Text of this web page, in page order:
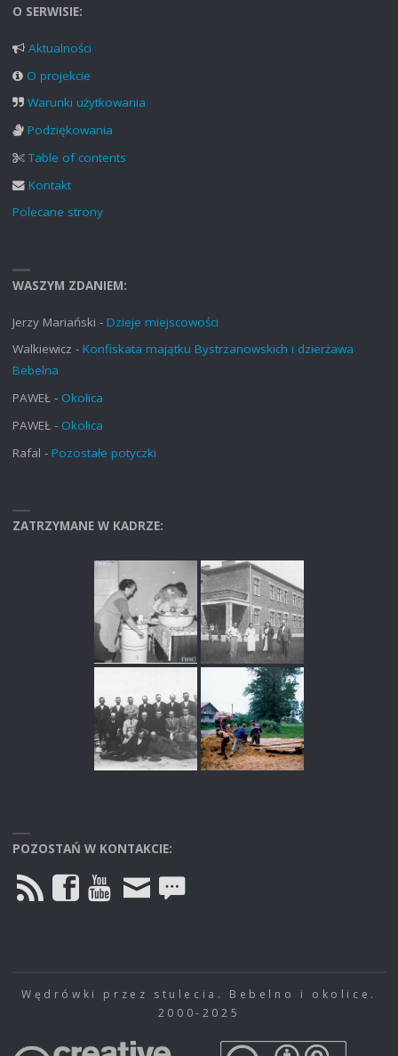
O SERWISIE:
Aktualności
O projekcie
Warunki użytkowania
Podziękowania
Table of contents
Kontakt
Polecane strony
WASZYM ZDANIEM:
Jerzy Mariański - Dzieje miejscowości
Walkiewicz - Konfiskata majątku Bystrzanowskich i dzierżawa
Bebelna
PAWEŁ- Okolica
PAWEŁ- Okolica
Rafal - Pozostałe potyczki
ZATRZYMANE W KADRZE:
POZOSTAŃ W KONTAKCIE:
Wędrówki przez stulecia. Bebelno i okolice.
2000-2025